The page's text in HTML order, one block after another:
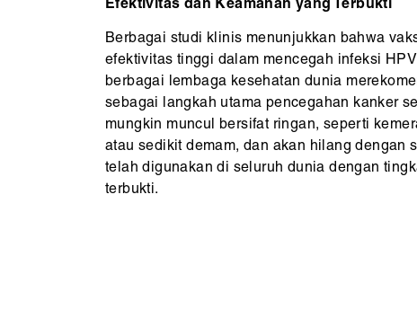
Efektivitas dan Keamanan yang Terbukti
Berbagai studi klinis menunjukkan bahwa
efektivitas tinggi dalam mencegah infeksi
berbagai lembaga kesehatan dunia
sebagai langkah utama pencegahan kanker
mungkin muncul bersifat ringan, seperti
atau sedikit demam, dan akan hilang dengan
telah digunakan di seluruh dunia dengan
terbukti.